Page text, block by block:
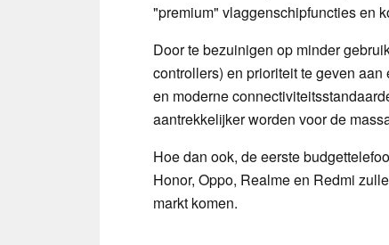
"premium" vlaggenschipfuncties en
Door te bezuinigen op minder
controllers) en prioriteit te geven
en moderne
aantrekkelijker worden voor de
Hoe dan ook, de eerste
Honor, Oppo, Realme en Redmi
markt komen.